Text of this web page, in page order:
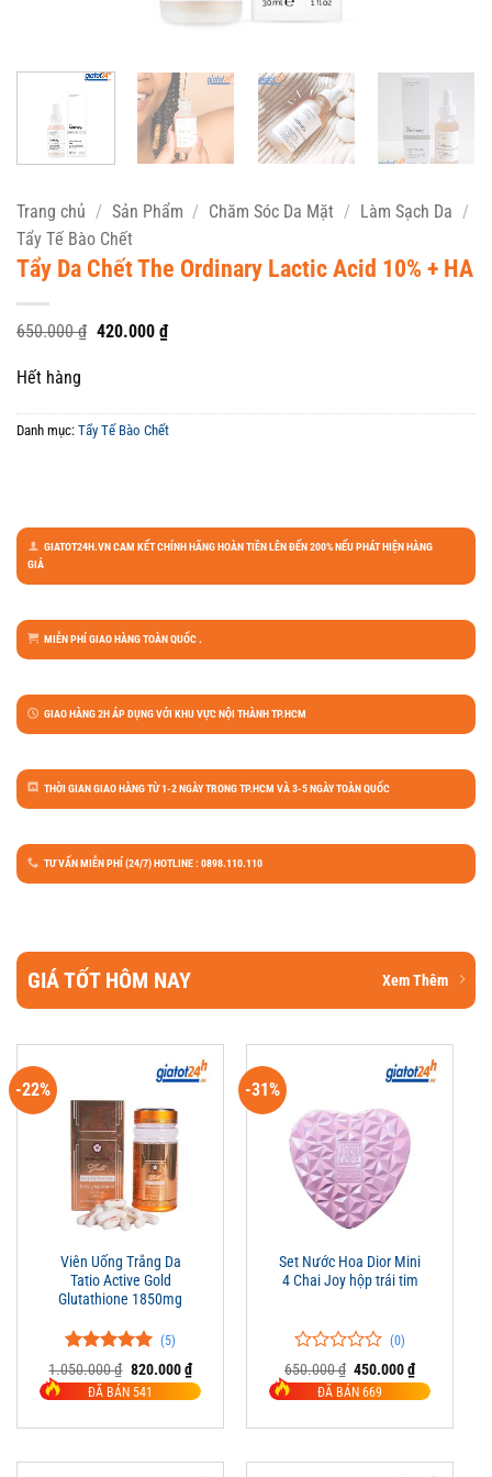
Trang chủ / Sản Phẩm / Chăm Sóc Da Mặt / Làm Sạch Da /
Tẩy Tế Bào Chết
Tẩy Da Chết The Ordinary Lactic Acid 10% + HA
650.000₫ Giá
420.000 ₫Giá
hiện
Hết hàng
Danh mục: Tẩy Tế Bào Chết
GIATOT24H.VN CAM KẾT CHÍNH HÃNG HOÀN TIỀN LÊN ĐẾN 200% NẾU PHÁT HIỆN HÀNG
GIẢ
MIỄN PHÍ GIAO HÀNG TOÀN QUỐC .
GIAO HÀNG 2H ÁP DỤNG VỚI KHU VỰC NỘI THÀNH TP.HCM
THỜI GIAN GIAO HÀNG TỪ 1-2 NGÀY TRONG TP.HCM VÀ 3-5 NGÀY TOÀN QUỐC
TƯ VẤN MIỄN PHÍ (24/7) HOTLINE : 0898.110.110
GIÁ TỐT HÔM NAY Xem Thêm
-22%
Viên Uống Trắng Da
Tatio Active Gold
Glutathione 1850mg
5.00trên 5
5
đánh giá
(5)
1.050.000₫ Giá
gốc
là:
820.000₫Giá
hiện
tại
820.000 ₫.
ĐÃ BÁN 541
-31%
Set Nước Hoa Dior Mini
4 Chai Joy hộp trái tim
0
trên
5
0
(0)
650.000₫ Giá
gốc
là:
450.000₫Giá
hiện
tại
450.000 ₫.
ĐÃ BÁN 669